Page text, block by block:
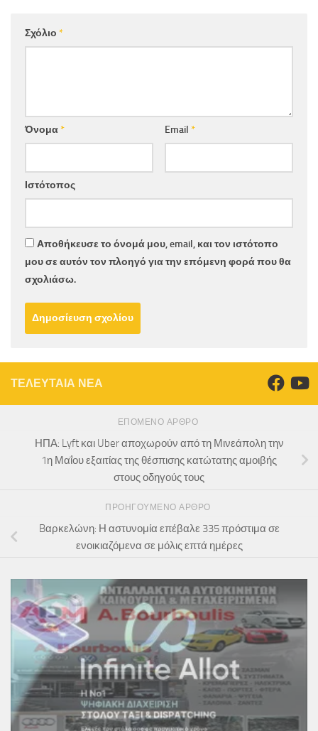
Σχόλιο *
Όνομα* Email *
Ιστότοπος
Αποθήκευσε το όνομά μου, email, και τον ιστότοπο
μου σε αυτόν τον πλοηγό για την επόμενη φορά που θα
σχολιάσω.
ΤΕΛΕΥΤΑΙΑ ΝΕΑ
ΕΠΌΜΕΝΟ ΆΡΘΡΟ
ΗΠΑ: Lyft και Uber αποχωρούν από τη Μινεάπολη την
1η Μαΐου εξαιτίας της θέσπισης κατώτατης αμοιβής
στους οδηγούς τους
ΠΡΟΗΓΟΎΜΕΝΟ ΆΡΘΡΟ
Bαρκελώνη: Η αστυνομία επέβαλε 335 πρόστιμα σε
ενοικιαζόμενα σε μόλις επτά ημέρες